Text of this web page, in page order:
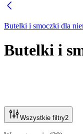
Butelki i smoczki dla
Butelki i
Wszystkie filtry2